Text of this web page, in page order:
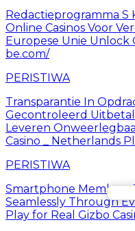
Redactieprogramma S
Online Casinos Voor
Europese Unie Unlock
be.com/
PERISTIWA
Transparantie In
Gecontroleerd
Leveren
Casino _ Netherlands
PERISTIWA
Smartphone Members
Seamlessly Through
Play for Real Gizbo